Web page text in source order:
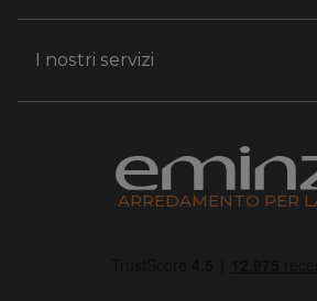
I nostri servizi
ARREDAMENTO PER